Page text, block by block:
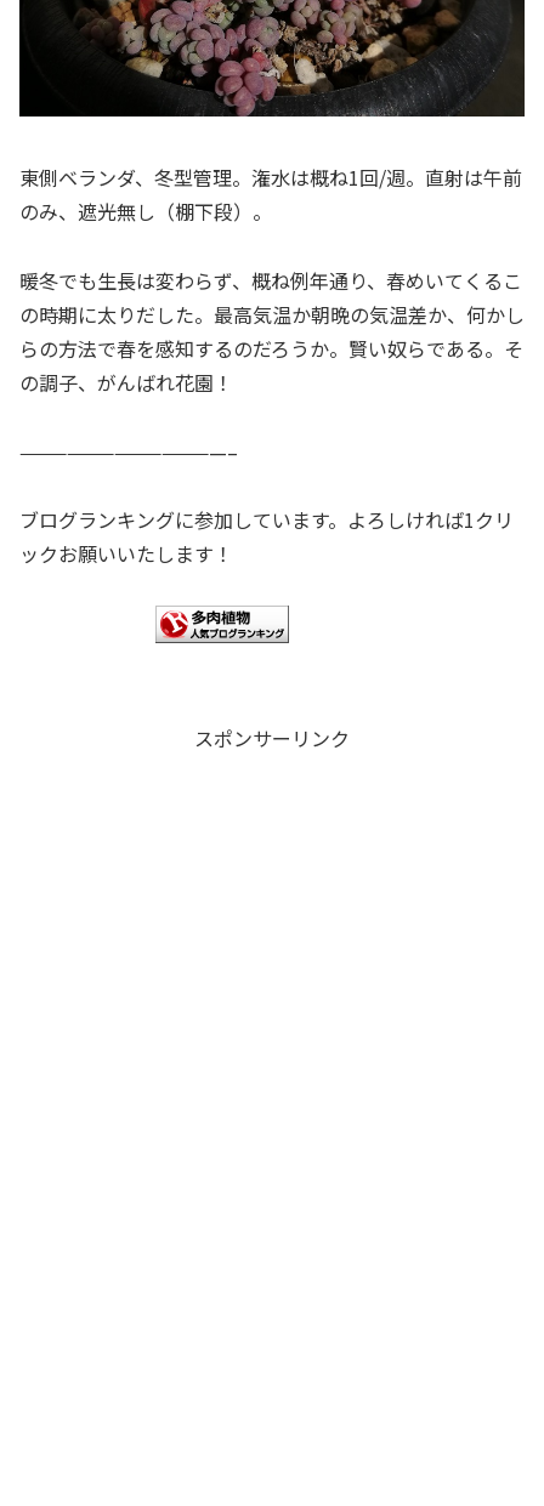
東側ベランダ、冬型管理。潅水は概ね1回/週。直射は午前
のみ、遮光無し（棚下段）。
暖冬でも生長は変わらず、概ね例年通り、春めいてくるこ
の時期に太りだした。最高気温か朝晩の気温差か、何かし
らの方法で春を感知するのだろうか。賢い奴らである。そ
の調子、がんばれ花園！
—————————————–
ブログランキングに参加しています。よろしければ1クリ
ックお願いいたします！
スポンサーリンク